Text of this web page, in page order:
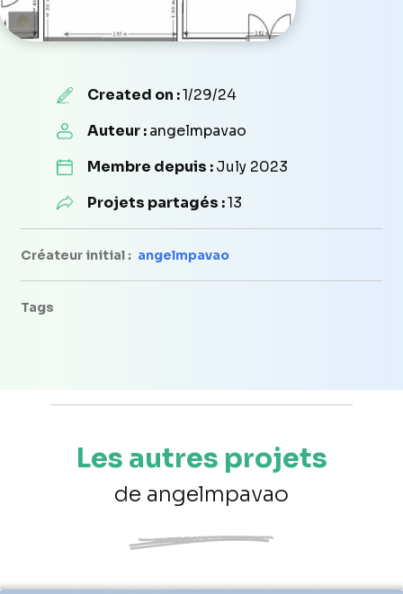
Created on :1/29/24
Auteur :angelmpavao
Membre depuis :July 2023
Projets partagés :13
Créateur initial : angelmpavao
Tags
Les autres projets
de angelmpavao